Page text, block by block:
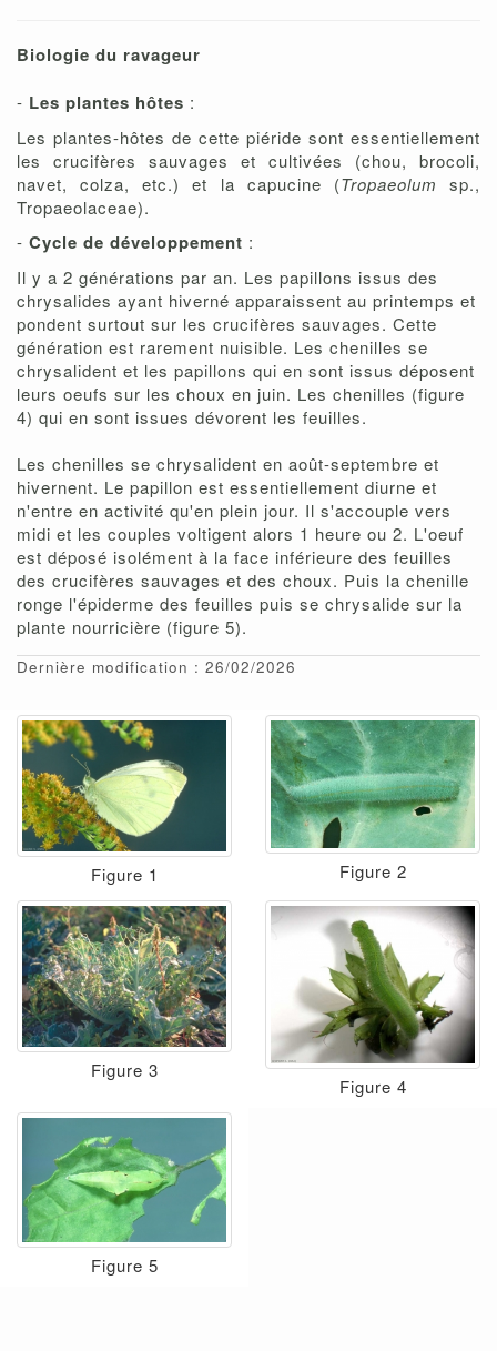
Biologie du ravageur
- Les plantes hôtes :
Les plantes-hôtes de cette piéride sont essentiellement
les crucifères sauvages et cultivées (chou, brocoli,
navet, colza, etc.) et la capucine (Tropaeolum sp.,
Tropaeolaceae).
- Cycle de développement :
Il y a 2 générations par an. Les papillons issus des
chrysalides ayant hiverné apparaissent au printemps et
pondent surtout sur les crucifères sauvages. Cette
génération est rarement nuisible. Les chenilles se
chrysalident et les papillons qui en sont issus déposent
leurs oeufs sur les choux en juin. Les chenilles (figure
4) qui en sont issues dévorent les feuilles.
Les chenilles se chrysalident en août-septembre et
hivernent. Le papillon est essentiellement diurne et
n'entre en activité qu'en plein jour. Il s'accouple vers
midi et les couples voltigent alors 1 heure ou 2. L'oeuf
est déposé isolément à la face inférieure des feuilles
des crucifères sauvages et des choux. Puis la chenille
ronge l'épiderme des feuilles puis se chrysalide sur la
plante nourricière (figure 5).
Dernière modification : 26/02/2026
Figure 1 Figure 2
Figure 3
Figure 4
Figure 5